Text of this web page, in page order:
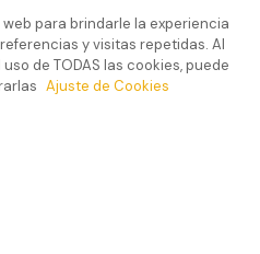
para brindarle la experiencia
y visitas repetidas. Al
de TODAS las cookies, puede
Ajuste de Cookies